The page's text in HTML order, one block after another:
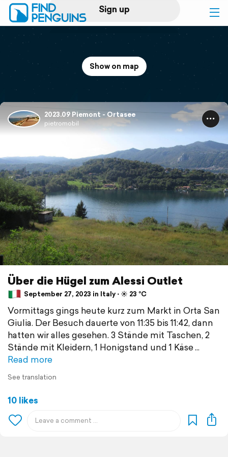
Sign up
Home
Print a book
Flyover video
Explore
Support
Show on map
2023.09 Piemont - Ortasee
pietromobil
Über die Hügel zum Alessi Outlet
September 27, 2023 in Italy ⋅ ☀️ 23 °C
Vormittags gings heute kurz zum Markt in Orta San
Giulia. Der Besuch dauerte von 11:35 bis 11:42, dann
hatten wir alles gesehen. 3 Stände mit Taschen, 2
Stände mit Kleidern, 1 Honigstand und 1 Käse
Read more
See translation
10 likes